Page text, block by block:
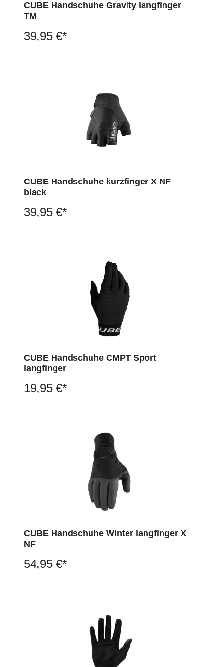
CUBE Handschuhe Gravity langfinger
TM
39,95 €*
CUBE Handschuhe kurzfinger X NF
black
39,95 €*
CUBE Handschuhe CMPT Sport
langfinger
19,95 €*
CUBE Handschuhe Winter langfinger X
NF
54,95 €*